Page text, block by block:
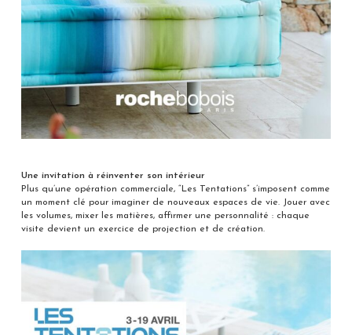
Une invitation à réinventer son intérieur
Plus qu’une opération commerciale, “Les Tentations” s’imposent comme
un moment clé pour imaginer de nouveaux espaces de vie. Jouer avec
les volumes, mixer les matières, affirmer une personnalité : chaque
visite devient un exercice de projection et de création.